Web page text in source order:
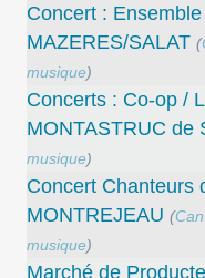
Concert :
MAZERES/SALAT (
musique)
Concerts : Co-op /
MONTASTRUC de
musique)
Concert Chanteurs
MONTREJEAU (
musique)
Marché de